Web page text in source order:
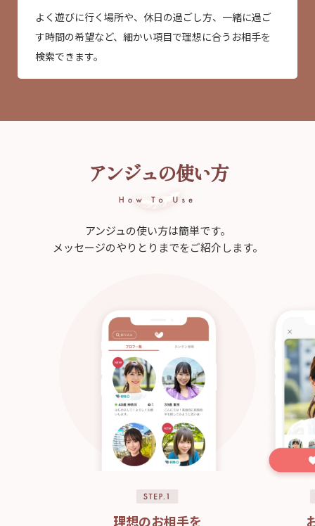
よく遊びに行く場所や、休日の過ごし方、一緒に過ご
す時間の希望など、細かい項目で理想に合うお相手を
検索できます。
アンジュの使い方
アンジュの使い方は簡単です。
メッセージのやりとりまでをご紹介します。
理想のお相手を